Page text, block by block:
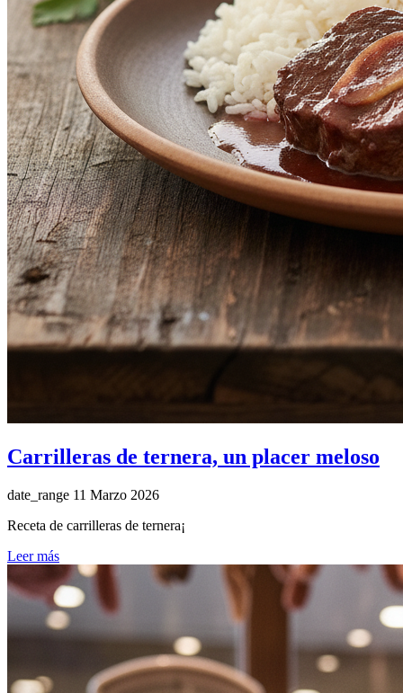
Carrilleras de ternera, un placer meloso
date_range 11 Marzo 2026
Receta de carrilleras de ternera¡
Leer más